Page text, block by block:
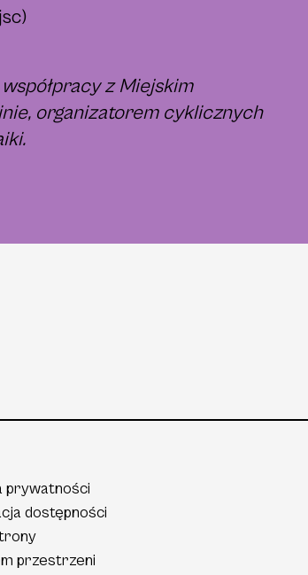
z Miejskim
organizatorem cyklicznych
prywatności
dostępności
przestrzeni